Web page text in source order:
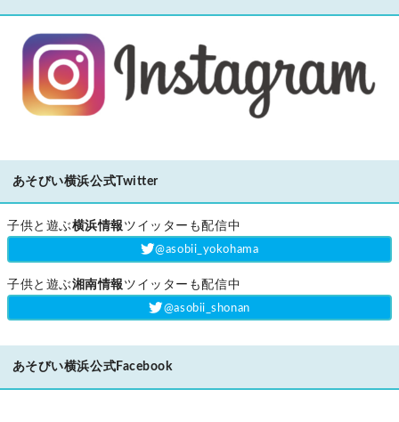
あそびい横浜公式Twitter
子供と遊ぶ横浜情報 ツイッターも配信中
‎@asobii_yokohama
子供と遊ぶ湘南情報 ツイッターも配信中
‎@asobii_shonan
あそびい横浜公式Facebook